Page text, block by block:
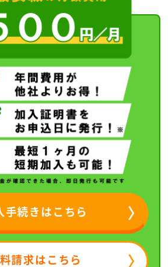
手続きはこちら
請求はこちら